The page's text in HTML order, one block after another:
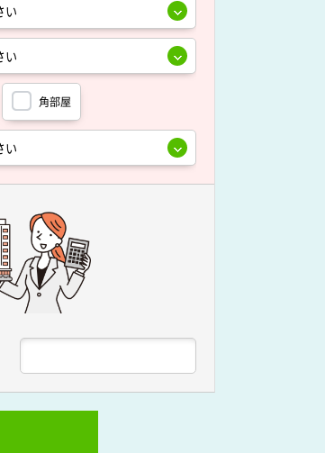
角部屋